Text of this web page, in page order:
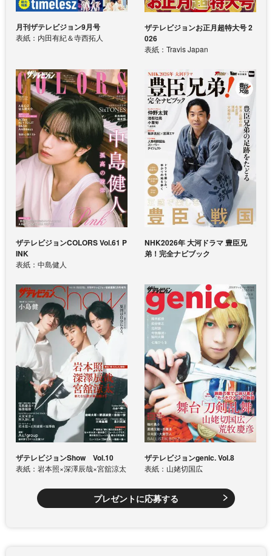
月刊ザテレビジョン9月号
表紙：内田有紀＆寺西拓人
ザテレビジョンお正月超特大号 2
026
表紙：Travis Japan
ザテレビジョンCOLORS Vol.61 P
INK
表紙：中島健人
NHK2026年 大河ドラマ 豊臣兄
弟！完全ナビブック
ザテレビジョンShow Vol.10
表紙：岩本照×深澤辰哉×宮舘涼太
ザテレビジョンgenic. Vol.8
表紙：山姥切国広
プレゼントに応募する